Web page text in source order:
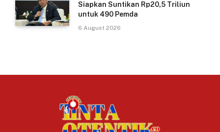
Siapkan Suntikan Rp20,5 Triliun
untuk 490 Pemda
6 August 2026